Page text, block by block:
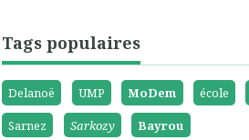
Tags populaires
Delanoë UMP MoDem école
Sarnez
Sarkozy Bayrou